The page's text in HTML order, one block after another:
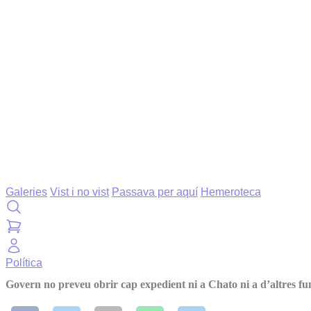
Galeries Vist i no vist Passava per aquí Hemeroteca
Política
Govern no preveu obrir cap expedient ni a Chato ni a d’altres